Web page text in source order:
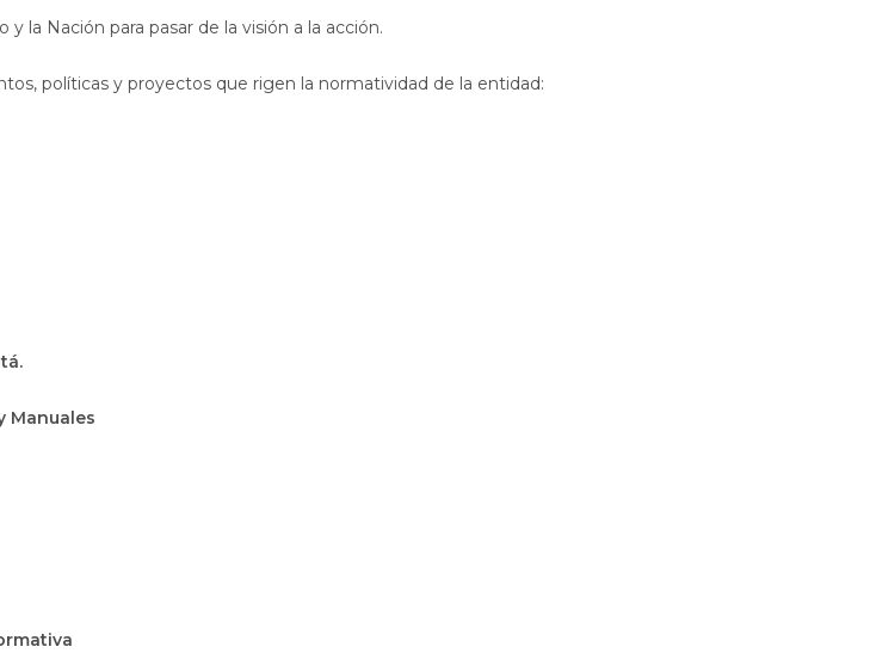
la Nación para pasar de la visión a la acción.
políticas y proyectos que rigen la normatividad de la entidad:
Abre en una nueva ventana
Manuales